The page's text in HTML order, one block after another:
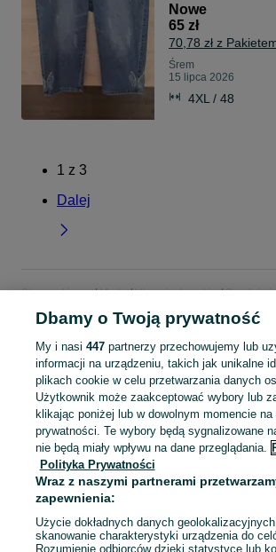
Nowe
65 zł
70,78 zł z
Śrem
15 lipca 2026
4XL / 48
1 z 3
Dalej
Strona główna Moda Ubrania damskie Spodnie
Pozostałe - Wielkopolskie
KATEGORIA
Mapa kategorii
Mapa miejscowości
Mapa ministron
Popularne wyszukiwania
Dbamy o Twoją prywatność
My i nasi 447partnerzy przechowujemy lub
informacji na urządzeniu, takich jak unikalne
plikach cookie w celu przetwarzania danych
Użytkownik może zaakceptować wybory lub
klikając poniżej lub w dowolnym momencie
prywatności. Te wybory będą sygnalizowane
nie będą miały wpływu na dane przeglądania.
Polityka Prywatności
Wraz z naszymi partnerami
zapewnienia:
Użycie dokładnych danych
skanowanie charakterystyki urządzenia do
Rozumienie odbiorców dzięki statystyce lub